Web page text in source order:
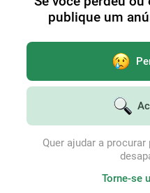
publique um
Quer ajudar a
Torne-se